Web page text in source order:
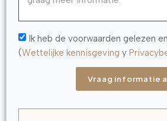
Ik heb de voorwaarden gelezen
(Wettelijke kennisgeving y
Vraag informatie